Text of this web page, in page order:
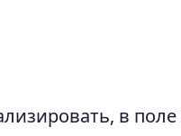
в